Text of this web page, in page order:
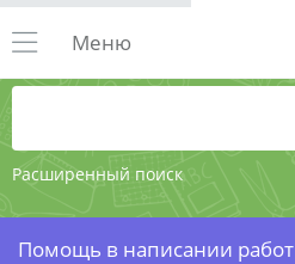
Расширенный поиск
Меню
Помощь в написании работ